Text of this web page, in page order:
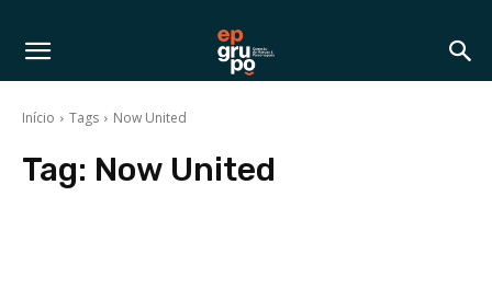
Início Tags Now United
Tag: Now United